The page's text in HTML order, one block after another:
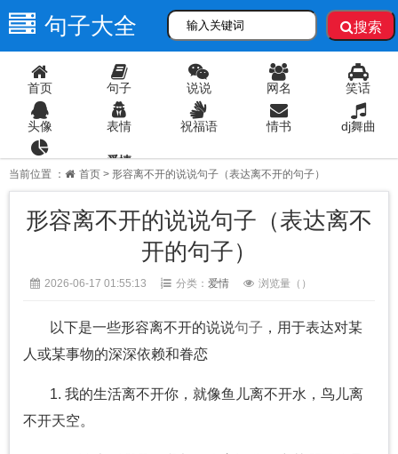
句子大全 搜索
首页 句子 说说 网名 笑话
头像 表情 祝福语 情书 dj舞曲
爱情
当前位置 ： 首页 > 形容离不开的说说句子（表达离不开的句子）
形容离不开的说说句子（表达离不
开的句子）
2026-06-17 01:55:13 分类： 爱情 浏览量（ ）
以下是一些形容离不开的说说句子 ，用于表达对某
人或某事物的深深依赖和眷恋
1. 我的生活离不开你，就像鱼儿离不开水，鸟儿离
不开天空。